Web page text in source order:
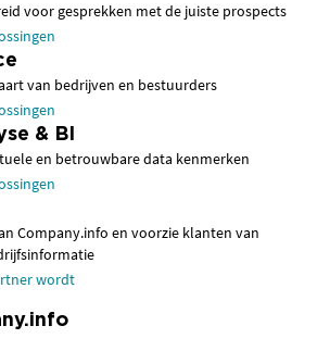
voor gesprekken met de juiste prospects
van bedrijven en bestuurders
& BI
en betrouwbare data kenmerken
Company.info en voorzie klanten van
wordt